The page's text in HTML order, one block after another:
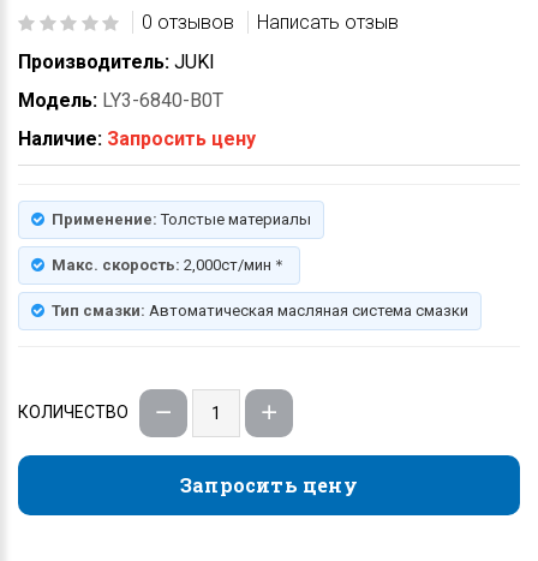
0 отзывов
Написать отзыв
Производитель: JUKI
Модель: LY3-6840-B0T
Наличие: Запросить цену
Применение: Толстые материалы
Макс. скорость: 2,000ст/мин＊
Тип смазки: Автоматическая масляная система смазки
КОЛИЧЕСТВО
Запросить цену
Запросить цену